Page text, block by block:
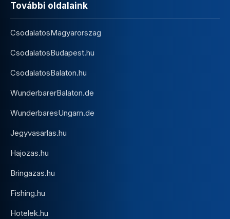
További oldalaink
CsodalatosMagyarorszag
CsodalatosBudapest.hu
CsodalatosBalaton.hu
WunderbarerBalaton.de
WunderbaresUngarn.de
Jegyvasarlas.hu
Hajozas.hu
Bringazas.hu
Fishing.hu
Hotelek.hu